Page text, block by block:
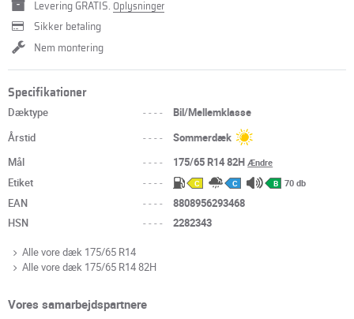
Levering GRATIS. Oplysninger
Sikker betaling
Nem montering
Specifikationer
Dæktype ----
Bil/Mellemklasse
Årstid
----
Sommerdæk
Mål
---- 175/65 R14 82HÆndre
Etiket ---- C C B 70 db
EAN ----
8808956293468
HSN
---- 2282343
Alle vore dæk 175/65 R14
Alle vore dæk 175/65 R14 82H
Vores samarbejdspartnere